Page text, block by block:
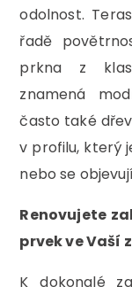
odolnost.
řadě
prkna z
znamená
často také
v profilu, který
nebo se
Renovujete
prvek ve Vaší
K dokonalé